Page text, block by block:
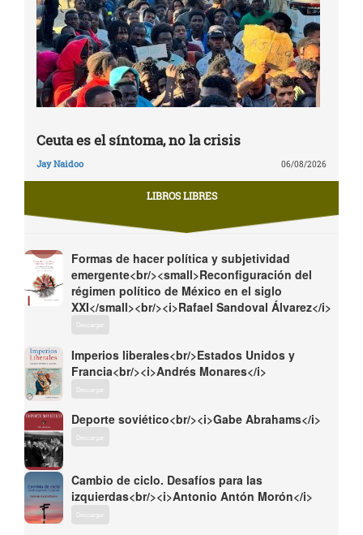
Ceuta es el síntoma, no la crisis
Jay Naidoo 06/08/2026
LIBROS LIBRES
Formas de hacer política y subjetividad
emergente<br/><small>Reconfiguración del
régimen político de México en el siglo
XXI</small><br/><i>Rafael Sandoval Álvarez</i>
Descargar
Imperios liberales<br/>Estados Unidos y
Francia<br/><i>Andrés Monares</i>
Descargar
Deporte soviético<br/><i>Gabe Abrahams</i>
Descargar
Cambio de ciclo. Desafíos para las
izquierdas<br/><i>Antonio Antón Morón</i>
Descargar